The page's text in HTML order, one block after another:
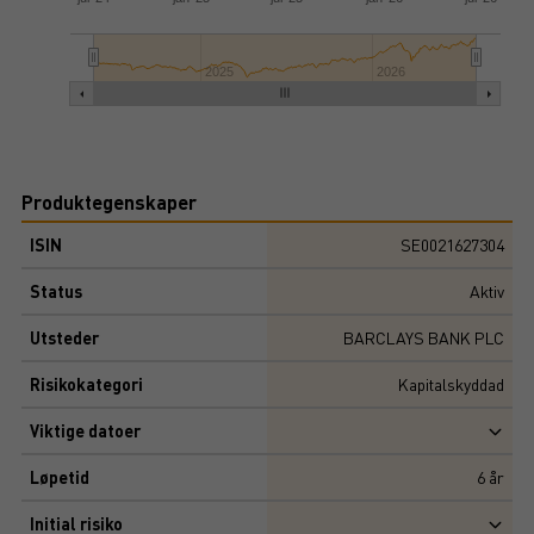
2025 2026
Produktegenskaper
ISIN SE0021627304
Status Aktiv
Utsteder BARCLAYS BANK PLC
Risikokategori Kapitalskyddad
Viktige datoer
Løpetid 6 år
Initial risiko